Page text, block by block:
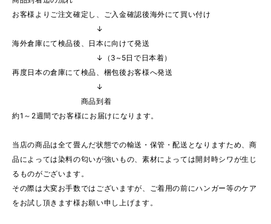
お客様よりご注文確定し、ご入金確認後海外にて買い付け
↓
海外倉庫にて検品後、日本に向けて発送
↓（3~5日で日本着）
再度日本の倉庫にて検品、梱包後お客様へ発送
↓
商品到着
約1～2週間でお客様にお届けになります。
当店の商品は全て畳んだ状態での輸送・保管・配送となりますため、商
品によっては染料の匂いが強いもの、素材によっては開封時シワが生じ
るものがございます。
その際は大変お手数ではございますが、ご着用の前にハンガー等のケア
をお試し頂きます様お願い申し上げます。